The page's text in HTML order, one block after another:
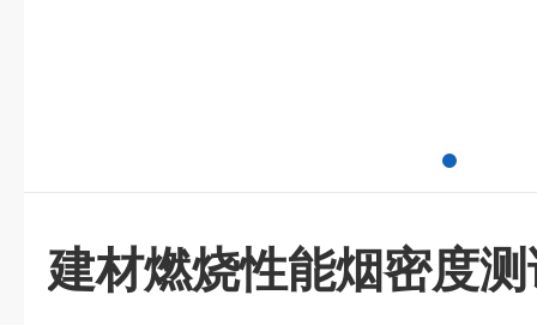
建材燃烧性能烟密度